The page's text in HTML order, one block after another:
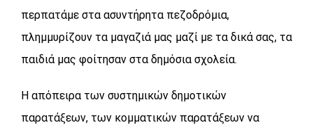
περπατάμε στα ασυντήρητα πεζοδρόμια,
πλημμυρίζουν τα μαγαζιά μας μαζί με τα δικά σας, τα
παιδιά μας φοίτησαν στα δημόσια σχολεία.
Η απόπειρα των συστημικών δημοτικών
παρατάξεων, των κομματικών παρατάξεων να